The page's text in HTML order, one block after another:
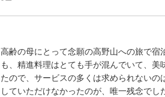
高齢の母にとって念願の高野山への旅で
も、精進料理はとても手が混んでいて、
たので、サービスの多くは求められない
していただけなかったのが、唯一残念でし